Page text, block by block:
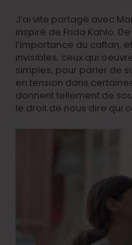
J’ai vite partagé avec
inspiré de Frida Kahlo.
l’importance du caftan,
invisibles, ceux qui
simples, pour parler de
en tension dans
donnent tellement de
le droit de nous dire qui